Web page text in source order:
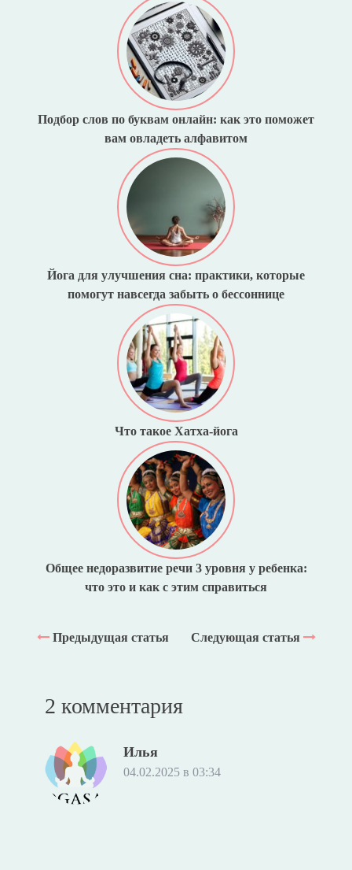
Подбор слов по буквам онлайн: как это поможет
вам овладеть алфавитом
Йога для улучшения сна: практики, которые
помогут навсегда забыть о бессоннице
Что такое Хатха-йога
Общее недоразвитие речи 3 уровня у ребенка:
что это и как с этим справиться
Предыдущая статья Следующая статья
2 комментария
Илья
04.02.2025 в 03:34